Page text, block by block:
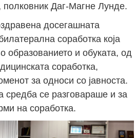
Даг-Магне Лунде.
досегашната
соработка која
образованието и обуката, од
соработка,
за односи со јавноста.
се разговараше и за
на соработка.